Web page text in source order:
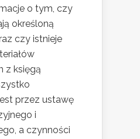
o tym, czy
określoną
czy istnieje
z księgą
przez ustawę
i
a czynności